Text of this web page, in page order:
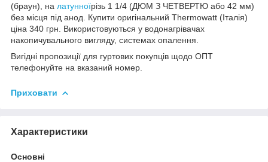
(браун), на латунноїрізь 1 1/4 (ДЮМ З ЧЕТВЕРТЮ або 42 мм)
без місця під анод. Купити оригінальний Thermowatt (Італія)
ціна 340 грн. Використовуються у водонагрівачах
накопичувального вигляду, системах опалення.
Вигідні пропозиції для гуртових покупців щодо ОПТ
телефонуйте на вказаний номер.
Приховати
Характеристики
Основні